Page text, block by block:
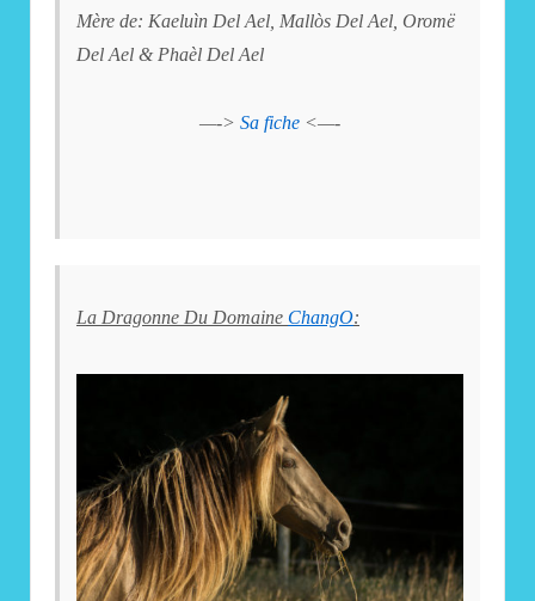
Mère de: Kaeluìn Del Ael, Mallòs Del Ael, Oromë
Del Ael & Phaèl Del Ael
—-> Sa fiche <—-
La Dragonne Du Domaine ChangO: